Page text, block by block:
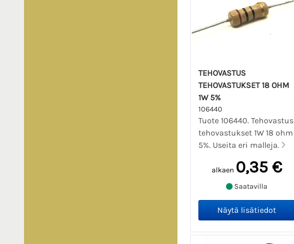
TEHOVASTUS
TEHOVASTUKSET 18 OHM
1W 5%
106440
Tuote 106440. Tehovastus
tehovastukset 1W 18 ohm
5%. Useita eri malleja.
alkaen 0,35 €
Saatavilla